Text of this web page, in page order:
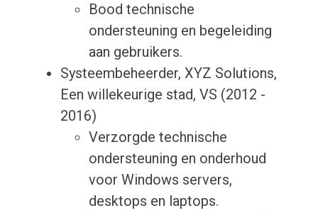
Bood technische
ondersteuning en begeleiding
aan gebruikers.
Systeembeheerder, XYZ Solutions,
Een willekeurige stad, VS (2012 -
2016)
Verzorgde technische
ondersteuning en onderhoud
voor Windows servers,
desktops en laptops.